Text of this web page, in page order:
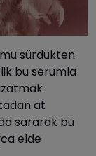
sürdükten
bu serumla
at
sararak bu
elde